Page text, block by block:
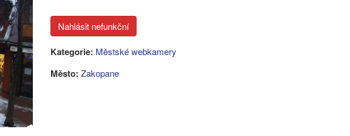
Kategorie: Městské webkamery
Město: Zakopane